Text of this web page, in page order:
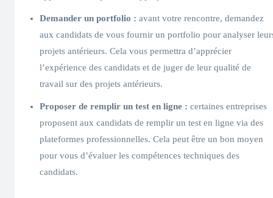
Demander un portfolio : avant votre rencontre, demandez
aux candidats de vous fournir un portfolio pour analyser
projets antérieurs. Cela vous permettra d’apprécier
l’expérience des candidats et de juger de leur qualité de
travail sur des projets antérieurs.
Proposer de remplir un test en ligne : certaines entreprises
proposent aux candidats de remplir un test en ligne via des
plateformes professionnelles. Cela peut être un bon moyen
pour vous d’évaluer les compétences techniques des
candidats.